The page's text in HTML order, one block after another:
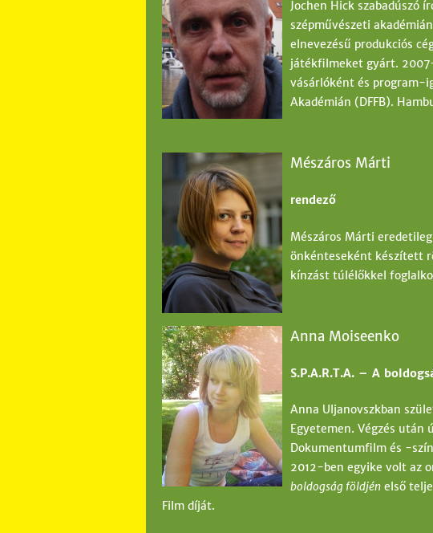
Jochen Hick szabadúszó
szépművészeti
elnevezésű produkciós
játékfilmeket gyárt.
vásárlóként és program-
Akadémián (DFFB).
Mészáros Márti
rendező
Mészáros Márti
önkénteseként készített
kínzást túlélőkkel
Anna Moiseenko
S.P.A.R.T.A. – A
Anna Uljanovszkban
Egyetemen. Végzés után
Dokumentumfilm és -
2012-ben egyike volt az
boldogság földjén első
Film díját.